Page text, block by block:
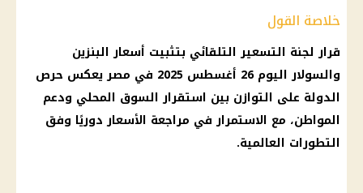
خلاصة القول
قرار لجنة التسعير التلقائي بتثبيت أسعار البنزين
والسولاراليوم 26 أغسطس 2025
في مصر يعكس حرص
الدولة على التوازن بين استقرار السوق المحلي ودعم
المواطن، مع الاستمرار في مراجعة الأسعاردوريًا وفق
التطورات العالمية.